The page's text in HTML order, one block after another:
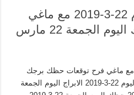
ابراج الجمعة حظك اليوم 22-3-2019 مع ماغي
فرح توقعات حظك برجك اليوم الجمعة 22 مارس
ابراج الجمعة حظك اليوم 22-3-2019 مع ماغي فرح توقعات حظك برجك
اليوم الجمعة 22 مارس 2019 حظك اليوم 22-3-2019 الابراج اليوم الجمعة